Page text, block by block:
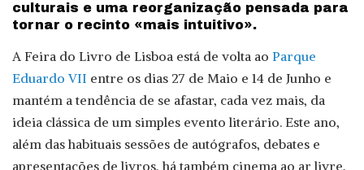
culturais e uma reorganização pensada para
tornar o recinto «mais intuitivo».
A Feira do Livro de Lisboa está de volta ao Parque
Eduardo VII entre os dias 27 de Maio e 14 de Junho e
mantém a tendência de se afastar, cada vez mais, da
ideia clássica de um simples evento literário. Este ano,
além das habituais sessões de autógrafos, debates e
apresentações de livros, há também cinema ao ar livre,